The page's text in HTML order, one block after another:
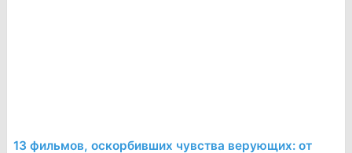
​13 фильмов, оскорбивших чувства верующих: от